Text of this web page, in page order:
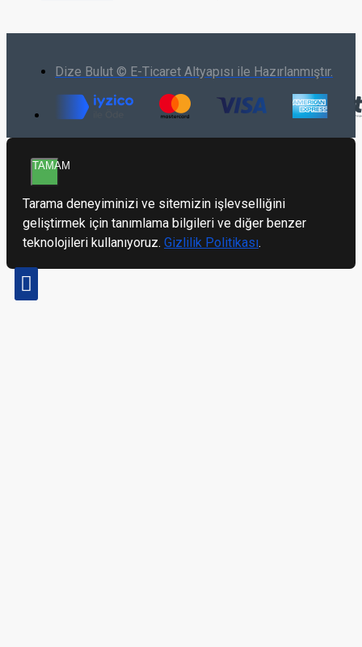
Dize Bulut © E-Ticaret Altyapısı ile Hazırlanmıştır.
TAMAM
Tarama deneyiminizi ve sitemizin işlevselliğini
geliştirmek için tanımlama bilgileri ve diğer benzer
teknolojileri kullanıyoruz. Gizlilik Politikası.